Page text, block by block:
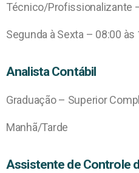
Técnico/Profissionalizante
Segunda à Sexta – 08:00 às
Analista Contábil
Graduação – Superior
Manhã/Tarde
Assistente de Controle